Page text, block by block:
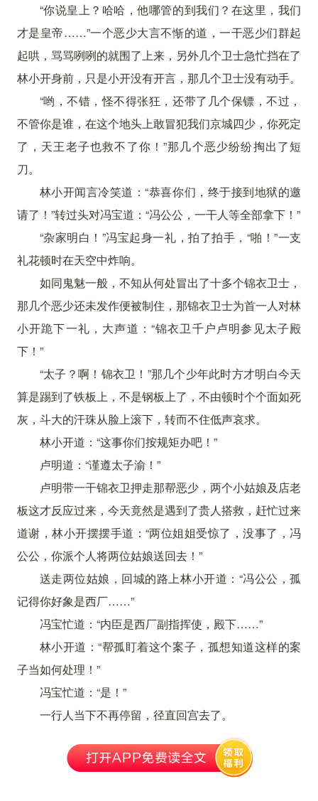
“你说皇上？哈哈，他哪管的到我们？在这里，我们
才是皇帝……”一个恶少大言不惭的道，一干恶少们群起
起哄，骂骂咧咧的就围了上来，另外几个卫士急忙挡在了
林小开身前，只是小开没有开言，那几个卫士没有动手。
“哟，不错，怪不得张狂，还带了几个保镖，不过，
不管你是谁，在这个地头上敢冒犯我们京城四少，你死定
了，天王老子也救不了你！”那几个恶少纷纷掏出了短
刀。
林小开闻言冷笑道：“恭喜你们，终于接到地狱的邀
请了！”转过头对冯宝道：“冯公公，一干人等全部拿下！”
“杂家明白！”冯宝起身一礼，拍了拍手，“啪！”一支
礼花顿时在天空中炸响。
如同鬼魅一般，不知从何处冒出了十多个锦衣卫士，
那几个恶少还未发作便被制住，那锦衣卫士为首一人对林
小开跪下一礼，大声道：“锦衣卫千户卢明参见太子殿
下！”
“太子？啊！锦衣卫！”那几个少年此时方才明白今天
算是踢到了铁板上，不是钢板上了，不由顿时个个面如死
灰，斗大的汗珠从脸上滚下，转而不住低声哀求。
林小开道：“这事你们按规矩办吧！”
卢明道：“谨遵太子渝！”
卢明带一干锦衣卫押走那帮恶少，两个小姑娘及店老
板这才反应过来，今天竟然是遇到了贵人搭救，赶忙过来
道谢，林小开摆摆手道：“两位姐姐受惊了，没事了，冯
公公，你派个人将两位姑娘送回去！”
送走两位姑娘，回城的路上林小开道：“冯公公，孤
记得你好象是西厂……”
冯宝忙道：“内臣是西厂副指挥使，殿下……”
林小开道：“帮孤盯着这个案子，孤想知道这样的案
子当如何处理！”
冯宝忙道：“是！”
一行人当下不再停留，径直回宫去了。